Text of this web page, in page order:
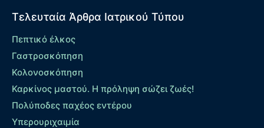
Τελευταία Άρθρα Ιατρικού Τύπου
Πεπτικό έλκος
Γαστροσκόπηση
Κολονοσκόπηση
Καρκίνος μαστού. Η πρόληψη σώζει ζωές!
Πολύποδες παχέος εντέρου
Yπερουριχαιμία